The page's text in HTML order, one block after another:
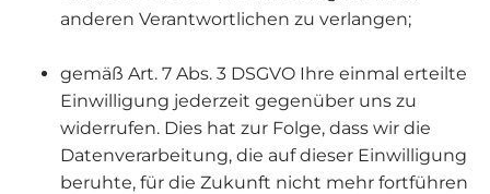
anderen Verantwortlichen zu verlangen;
gemäß Art. 7 Abs. 3 DSGVO Ihre einmal erteilte
Einwilligung jederzeit gegenüber uns zu
widerrufen. Dies hat zur Folge, dass wir die
Datenverarbeitung, die auf dieser Einwilligung
beruhte, für die Zukunft nicht mehr fortführen